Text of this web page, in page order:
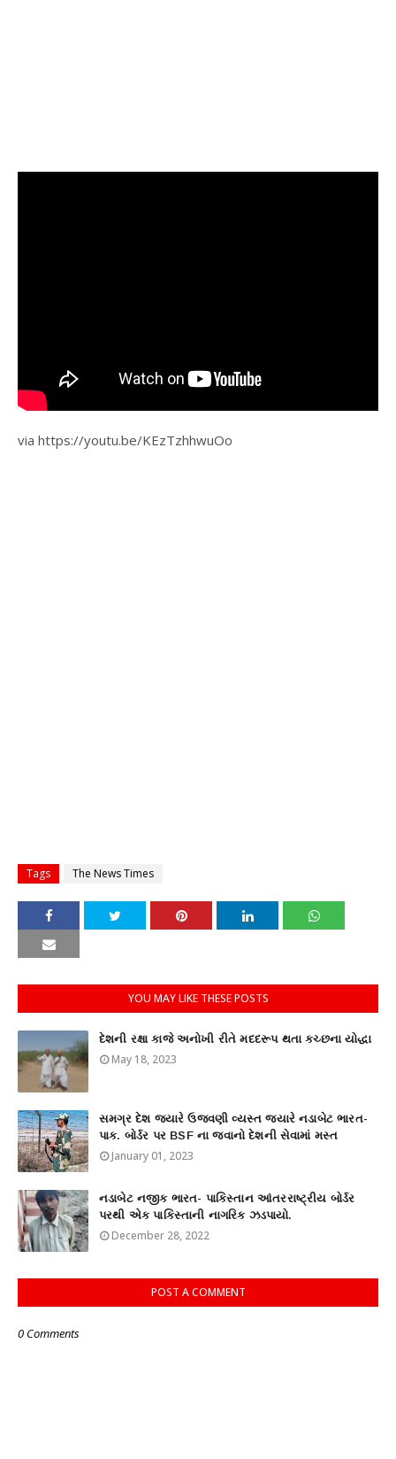
via https://youtu.be/KEzTzhhwuOo
Tags The News Times
YOU MAY LIKE THESE POSTS
દેશની રક્ષા કાજે અનોખી રીતે મદદરૂપ થતા કચ્છના યોદ્ધા
May 18, 2023
સમગ્ર દેશ જ્યારે ઉજવણી વ્યસ્ત જ્યારે નડાબેટ ભારત-
પાક. બોર્ડર પર BSF ના જવાનો દેશની સેવામાં મસ્ત
January 01, 2023
નડાબેટ નજીક ભારત- પાકિસ્તાન આંતરરાષ્ટ્રીય બોર્ડર
પરથી એક પાકિસ્તાની નાગરિક ઝડપાયો.
December 28, 2022
POST A COMMENT
0 Comments